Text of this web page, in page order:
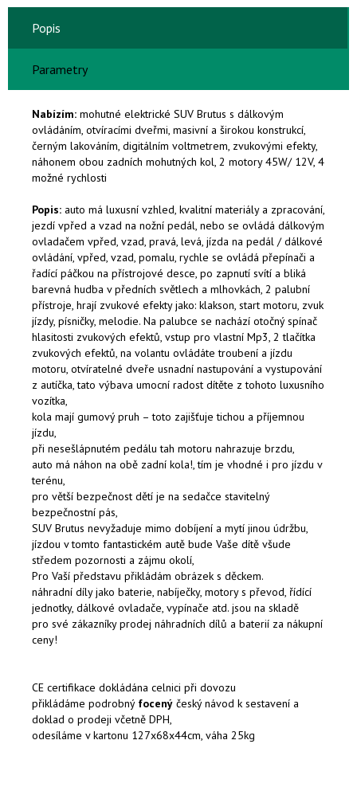
Popis
Parametry
Nabízím: mohutné elektrické SUV Brutus s dálkovým
ovládáním, otvíracími dveřmi, masivní a širokou konstrukcí,
černým lakováním, digitálním voltmetrem, zvukovými efekty,
náhonem obou zadních mohutných kol, 2 motory 45W/ 12V, 4
možné rychlosti
Popis: auto má luxusní vzhled, kvalitní materiály a zpracování,
jezdí vpřed a vzad na nožní pedál, nebo se ovládá dálkovým
ovladačem vpřed, vzad, pravá, levá, jízda na pedál / dálkové
ovládání, vpřed, vzad, pomalu, rychle se ovládá přepínači a
řadící páčkou na přístrojové desce, po zapnutí svítí a bliká
barevná hudba v předních světlech a mlhovkách, 2 palubní
přístroje, hrají zvukové efekty jako: klakson, start motoru, zvuk
jízdy, písničky, melodie. Na palubce se nachází otočný spínač
hlasitosti zvukových efektů, vstup pro vlastní Mp3, 2 tlačítka
zvukových efektů, na volantu ovládáte troubení a jízdu
motoru, otvíratelné dveře usnadní nastupování a vystupování
z autíčka, tato výbava umocní radost dítěte z tohoto luxusního
vozítka,
kola mají gumový pruh – toto zajišťuje tichou a příjemnou
jízdu,
při nesešlápnutém pedálu tah motoru nahrazuje brzdu,
auto má náhon na obě zadní kola!, tím je vhodné i pro jízdu v
terénu,
pro větší bezpečnost dětí je na sedačce stavitelný
bezpečnostní pás,
SUV Brutus nevyžaduje mimo dobíjení a mytí jinou údržbu,
jízdou v tomto fantastickém autě bude Vaše dítě všude
středem pozornosti a zájmu okolí,
Pro Vaší představu přikládám obrázek s děckem.
náhradní díly jako baterie, nabíječky, motory s převod, řídící
jednotky, dálkové ovladače, vypínače atd. jsou na skladě
pro své zákazníky prodej náhradních dílů a baterií za nákupní
ceny!
CE certifikace dokládána celnici při dovozu
přikládáme podrobný focený český návod k sestavení a
doklad o prodeji včetně DPH,
odesíláme v kartonu 127x68x44cm, váha 25kg